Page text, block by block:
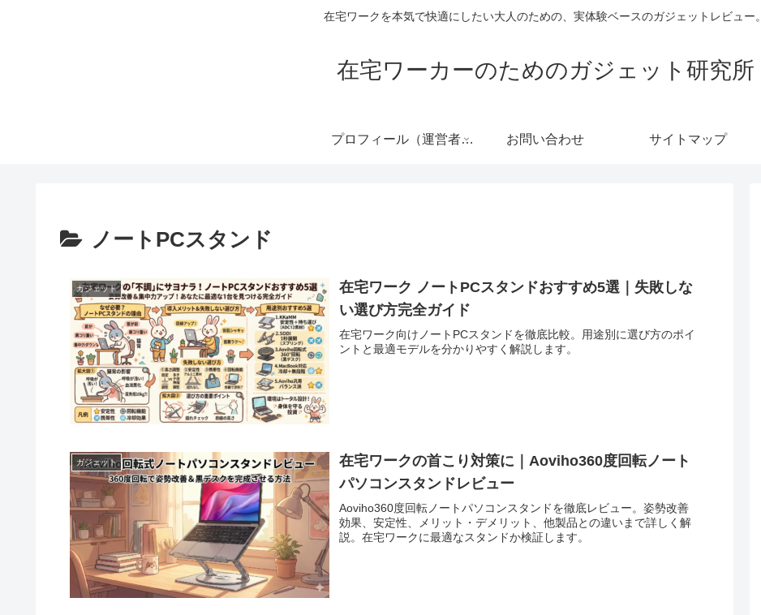
在宅ワークを本気で快適にしたい大人のための、実体験ベースのガジェットレビュー。
在宅ワーカーのためのガジェット研究所
プロフィール（運営者情報） お問い合わせ サイトマップ
ノートPCスタンド
ガジェット
在宅ワーク ノートPCスタンドおすすめ5選｜失敗しな
い選び方完全ガイド
在宅ワーク向けノートPCスタンドを徹底比較。用途別に選び方のポイ
ントと最適モデルを分かりやすく解説します。
ガジェット
在宅ワークの首こり対策に｜Aoviho360度回転ノート
パソコンスタンドレビュー
Aoviho360度回転ノートパソコンスタンドを徹底レビュー。姿勢改善
効果、安定性、メリット・デメリット、他製品との違いまで詳しく解
説。在宅ワークに最適なスタンドか検証します。